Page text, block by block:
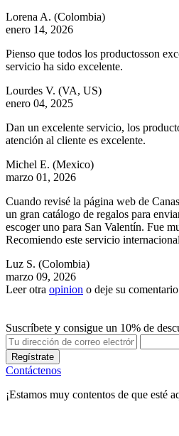
Lorena A. (Colombia)
enero 14, 2026
Pienso que todos los productosson
servicio ha sido excelente.
Lourdes V. (VA, US)
enero 04, 2025
Dan un excelente servicio, los
atención al cliente es excelente.
Michel E. (Mexico)
marzo 01, 2026
Cuando revisé la página web de
un gran catálogo de regalos para
escoger uno para San Valentín. Fue
Recomiendo este servicio
Luz S. (Colombia)
marzo 09, 2026
Leer otra opinion o deje su comentario
Suscríbete y consigue un 10% de
Regístrate
Contáctenos
¡Estamos muy contentos de que esté